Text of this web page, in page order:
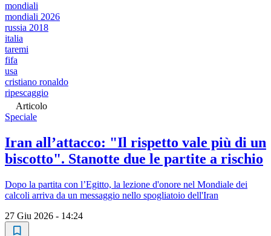
mondiali
mondiali 2026
russia 2018
italia
taremi
fifa
usa
cristiano ronaldo
ripescaggio
Articolo
Speciale
Iran all’attacco: "Il rispetto vale più di un
biscotto". Stanotte due le partite a rischio
Dopo la partita con l’Egitto, la lezione d'onore nel Mondiale dei
calcoli arriva da un messaggio nello spogliatoio dell'Iran
27 Giu 2026 - 14:24